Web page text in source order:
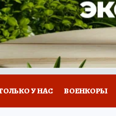
ТЕСТЫ НОВОЕ
У НАС ВОЕНКОРЫ